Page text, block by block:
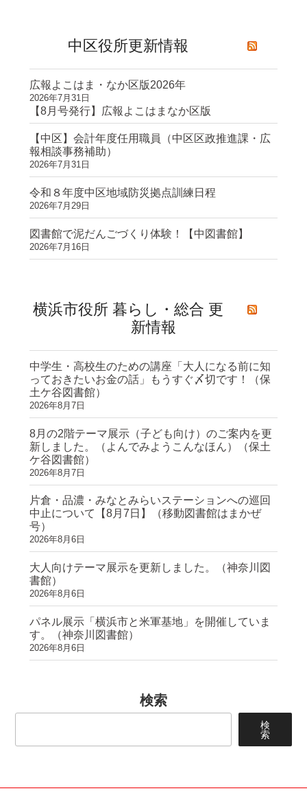
中区役所更新情報
広報よこはま・なか区版2026年
2026年7月31日
【8月号発行】広報よこはまなか区版
【中区】会計年度任用職員（中区区政推進課・広
報相談事務補助）
2026年7月31日
令和８年度中区地域防災拠点訓練日程
2026年7月29日
図書館で泥だんごづくり体験！【中図書館】
2026年7月16日
横浜市役所 暮らし・総合 更
新情報
中学生・高校生のための講座「大人になる前に知
っておきたいお金の話」もうすぐ〆切です！（保
土ケ谷図書館）
2026年8月7日
8月の2階テーマ展示（子ども向け）のご案内を更
新しました。（よんでみようこんなほん）（保土
ケ谷図書館）
2026年8月7日
片倉・品濃・みなとみらいステーションへの巡回
中止について【8月7日】（移動図書館はまかぜ
号）
2026年8月6日
大人向けテーマ展示を更新しました。（神奈川図
書館）
2026年8月6日
パネル展示「横浜市と米軍基地」を開催していま
す。（神奈川図書館）
2026年8月6日
検索
検
索